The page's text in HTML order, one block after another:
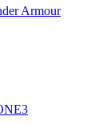
Armour